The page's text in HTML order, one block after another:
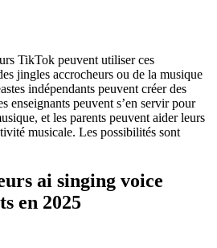
TikTok peuvent utiliser ces
jingles accrocheurs ou de la musique
indépendants peuvent créer des
enseignants peuvent s’en servir pour
et les parents peuvent aider leurs
musicale. Les possibilités sont
ai singing voice
en 2025